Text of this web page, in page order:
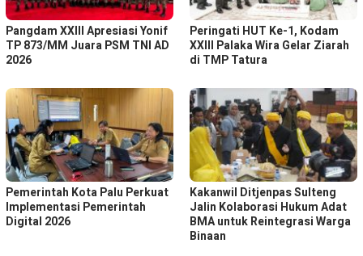
Pangdam XXIII Apresiasi Yonif
TP 873/MM Juara PSM TNI AD
2026
Peringati HUT Ke-1, Kodam
XXIII Palaka Wira Gelar Ziarah
di TMP Tatura
Pemerintah Kota Palu Perkuat
Implementasi Pemerintah
Digital 2026
Kakanwil Ditjenpas Sulteng
Jalin Kolaborasi Hukum Adat
BMA untuk Reintegrasi Warga
Binaan